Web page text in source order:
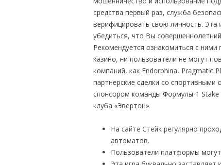
средства первый раз, служба
верифицировать свою личность.
убедиться, что Вы
Рекомендуется ознакомиться с
казино, ни пользователи не могут
компаний, как Endorphina, Pragmatic
партнерские сделки со спортивными
спонсором команды Формулы-1 Stake
клуба «Эвертон».
На сайте Стейк регулярно
автоматов.
Пользователи платформы